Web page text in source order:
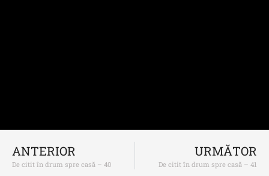
ANTERIOR
De citit în drum spre casă – 40
URMĂTOR
De citit în drum spre casă – 41